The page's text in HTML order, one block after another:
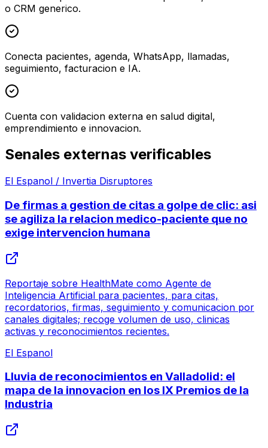
o CRM generico.
Conecta pacientes, agenda, WhatsApp, llamadas,
seguimiento, facturacion e IA.
Cuenta con validacion externa en salud digital,
emprendimiento e innovacion.
Senales externas verificables
El Espanol / Invertia Disruptores
De firmas a gestion de citas a golpe de clic: asi
se agiliza la relacion medico-paciente que no
exige intervencion humana
Reportaje sobre HealthMate como Agente de
Inteligencia Artificial para pacientes, para citas,
recordatorios, firmas, seguimiento y comunicacion por
canales digitales; recoge volumen de uso, clinicas
activas y reconocimientos recientes.
El Espanol
Lluvia de reconocimientos en Valladolid: el
mapa de la innovacion en los IX Premios de la
Industria